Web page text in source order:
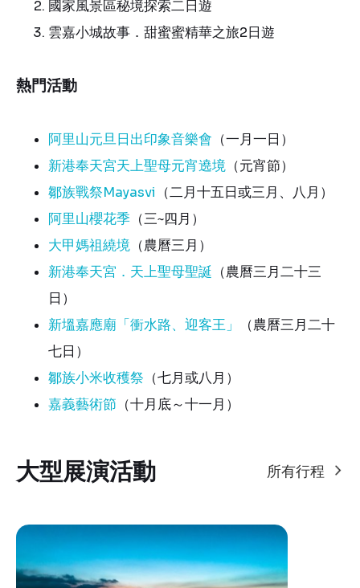
國家風景區秘境探索二日遊
雲嘉小城故事．甜蜜蜜精華之旅2日遊
熱門活動
阿里山元旦日出印象音樂會 （一月一日）
新港奉天宮天上聖母元宵遶境 （元宵節）
鄒族戰祭Mayasvi （二月十五日或三月、八月）
阿里山櫻花季 （三~四月）
大甲媽祖繞境 （農曆三月）
新港奉天宮．天上聖母聖誕 （農曆三月二十三
日）
新塭嘉應廟「衝水路、迎客王」
（農曆三月二十
七日）
鄒族小米收穫祭 （七月或八月）
嘉義藝術節 （十月底～十一月）
大型展演活動 所有行程